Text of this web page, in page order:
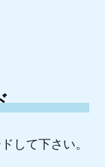
して下さい。